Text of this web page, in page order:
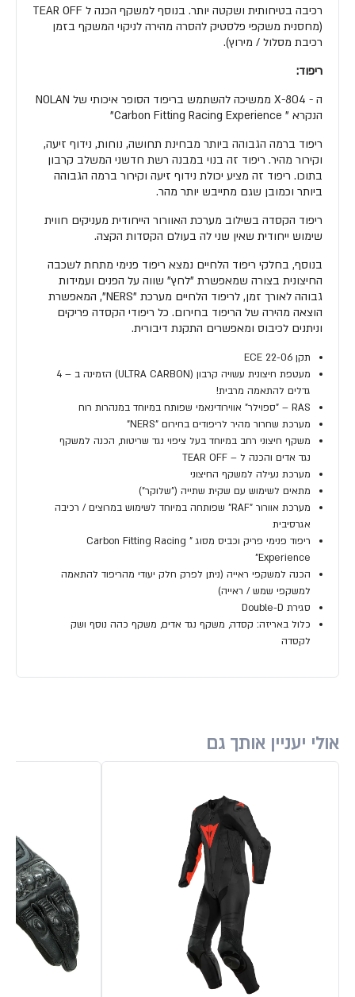
רכיבה בטיחותית ושקטה יותר. בנוסף למשקף הכנה ל TEAR OFF
(מחסנית משקפי פלסטיק להסרה מהירה לניקוי המשקף בזמן
רכיבת מסלול / מירוץ).
ריפוד:
ה - X-804 ממשיכה להשתמש בריפוד הסופר איכותי של NOLAN
הנקרא " Carbon Fitting Racing Experience"
ריפוד ברמה הגבוהה ביותר מבחינת תחושה, נוחות, נידוף זיעה,
וקירור מהיר. ריפוד זה בנוי במבנה רשת חדשני המשלב קרבון
בתוכו. ריפוד זה מציע יכולת נידוף זיעה וקירור ברמה הגבוהה
ביותר וכמובן שגם מתייבש יותר מהר.
ריפוד הקסדה בשילוב מערכת האוורור הייחודית מעניקים חווית
שימוש ייחודית שאין שני לה בעולם הקסדות הקצה.
בנוסף, בחלקי ריפוד הלחיים נמצא ריפוד פנימי מתחת לשכבה
החיצונית בצורה שמאפשרת "לחץ" שווה על הפנים ועמידות
גבוהה לאורך זמן, לריפוד הלחיים מערכת "NERS", המאפשרת
הוצאה מהירה של הריפוד בחירום. כל ריפודי הקסדה פריקים
וניתנים לכיבוס ומאפשרים התקנת דיבורית.
תקן ECE 22-06
מעטפת חיצונית עשויה קרבון (ULTRA CARBON) הזמינה ב – 4
גדלים להתאמה מרבית!
RAS – "ספוילר" אווירודינאמי שפותח במיוחד במנהרות רוח
מערכת שחרור מהיר לריפודים בחירום "NERS"
משקף חיצוני רחב במיוחד בעל ציפוי נגד שריטות, הכנה למשקף
נגד אדים והכנה ל – TEAR OFF
מערכת נעילה למשקף החיצוני
מתאים לשימוש עם שקית שתייה ("שלוקר")
מערכת אוורור "RAF" שפותחה במיוחד לשימוש במרוצים / רכיבה
אגרסיבית
ריפוד פנימי פריק וכביס מסוג " Carbon Fitting Racing
Experience"
הכנה למשקפי ראייה (ניתן לפרק חלק יעודי מהריפוד להתאמה
למשקפי שמש / ראייה)
סגירת Double-D
כלול באריזה: קסדה, משקף נגד אדים, משקף כהה נוסף ושק
לקסדה
אולי יעניין אותך גם